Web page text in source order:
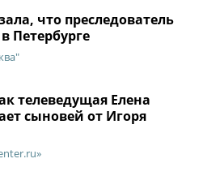
что преследователь
Петербурге
телеведущая Елена
сыновей от Игоря